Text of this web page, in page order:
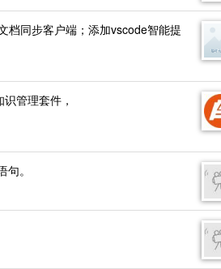
档同步客户端；添加vscode智能提
管理套件，
。